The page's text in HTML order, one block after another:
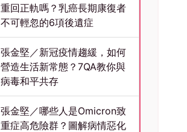
重回正軌嗎？乳癌長期康復者
不可輕忽的6項後遺症
張金堅／新冠疫情趨緩，如何
營造生活新常態？7QA教你與
病毒和平共存
張金堅／哪些人是Omicron致
重症高危險群？圖解病情惡化